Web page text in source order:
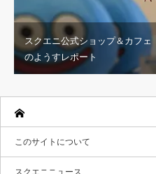
スクエニ公式ショップ＆カフ
のようすレポート
このサイトについて
スクエニニュース